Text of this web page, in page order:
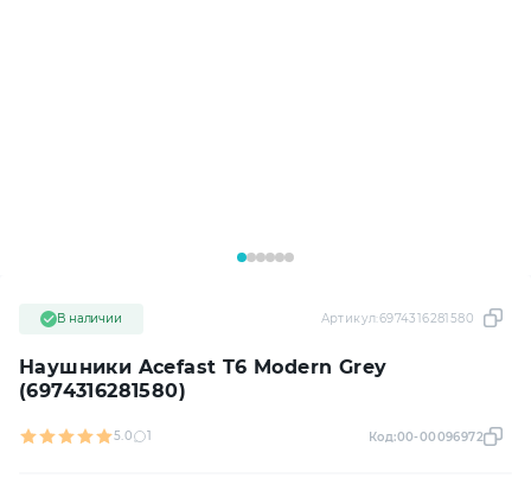
Наушники Acefast T6 Modern Grey
(6974316281580)
В наличии Артикул:6974316281580
5.0 1 Код:00-00096972